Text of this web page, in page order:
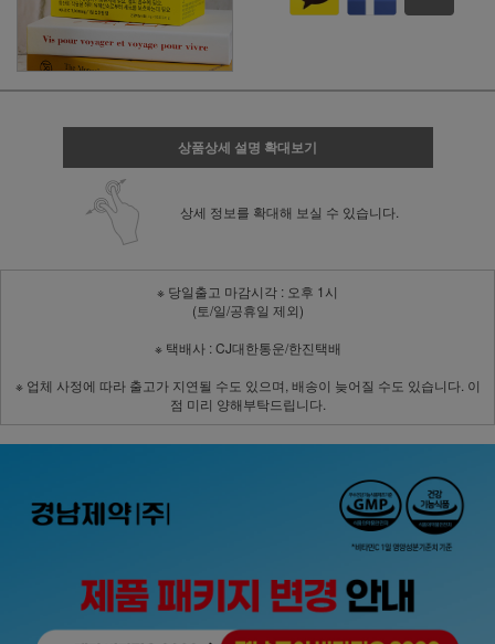
상품상세 설명 확대보기
상세 정보를 확대해 보실 수 있습니다.
※ 당일출고 마감시각 : 오후 1시
(토/일/공휴일 제외)
※ 택배사 : CJ대한통운/한진택배
※ 업체 사정에 따라 출고가 지연될 수도 있으며, 배송이 늦어질 수도 있습니다. 이
점 미리 양해부탁드립니다.